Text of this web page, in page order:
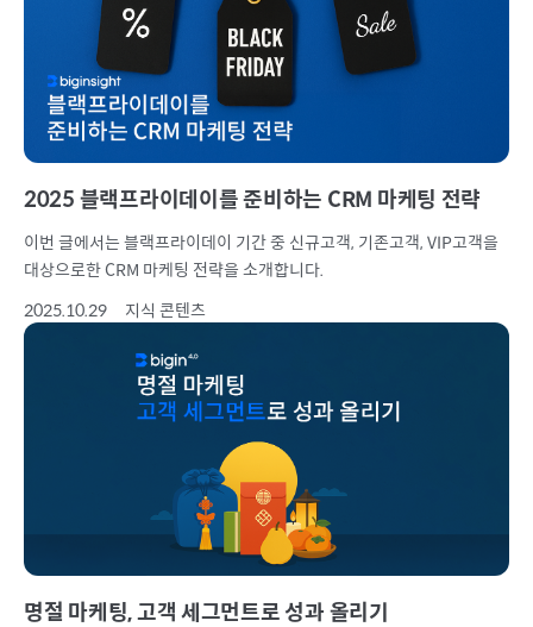
2025 블랙프라이데이를 준비하는 CRM 마케팅 전략
이번 글에서는 블랙프라이데이 기간 중 신규고객, 기존고객, VIP고객을
대상으로한 CRM 마케팅 전략을 소개합니다.
2025.10.29
지식 콘텐츠
명절 마케팅, 고객 세그먼트로 성과 올리기